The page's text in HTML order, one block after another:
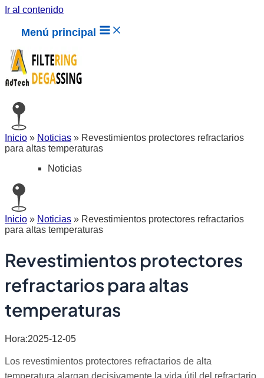
Ir al contenido
Menú principal
Inicio » Noticias » Revestimientos protectores refractarios
para altas temperaturas
Noticias
Inicio » Noticias » Revestimientos protectores refractarios
para altas temperaturas
Revestimientos protectores
refractarios para altas
temperaturas
Hora:2025-12-05
Los revestimientos protectores refractarios de alta
temperatura alargan decisivamente la vida útil del refractario,